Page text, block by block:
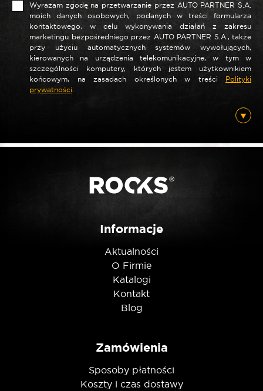
Wyrażam zgodę na przetwarzanie przez AUTO PARTNER S.A.
moich danych osobowych, podanych w treści formularza
kontaktowego, w celu wykonywania działań z zakresu
marketingu bezpośredniego przez AUTO PARTNER S.A., także
przy użyciu automatycznych systemów wywołujących,
kierowanych na urządzenia telekomunikacyjne, w tym w
szczególności komputery, których jestem użytkownikiem
końcowym, na zasadach określonych w treści Polityki
prywatności
Informacje
Aktualności
O Firmie
Katalogi
Kontakt
Blog
Zamówienia
Sposoby płatności
Koszty i czas dostawy